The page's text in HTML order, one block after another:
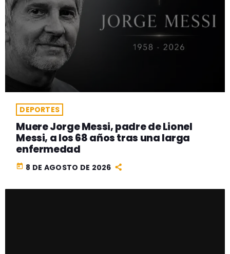
DEPORTES
Muere Jorge Messi, padre de Lionel
Messi, a los 68 años tras una larga
enfermedad
today 8 DE AGOSTO DE 2026